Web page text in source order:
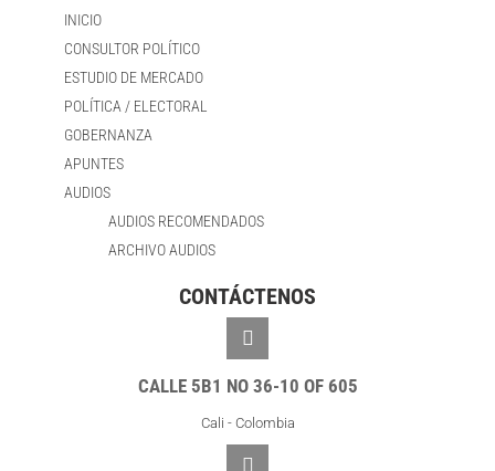
CONTÁCTENOS
CALLE 5B1 NO 36-10 OF 605
Cali - Colombia
INICIO
CONSULTOR POLÍTICO
ESTUDIO DE MERCADO
POLÍTICA / ELECTORAL
GOBERNANZA
APUNTES
AUDIOS
AUDIOS RECOMENDADOS
ARCHIVO AUDIOS